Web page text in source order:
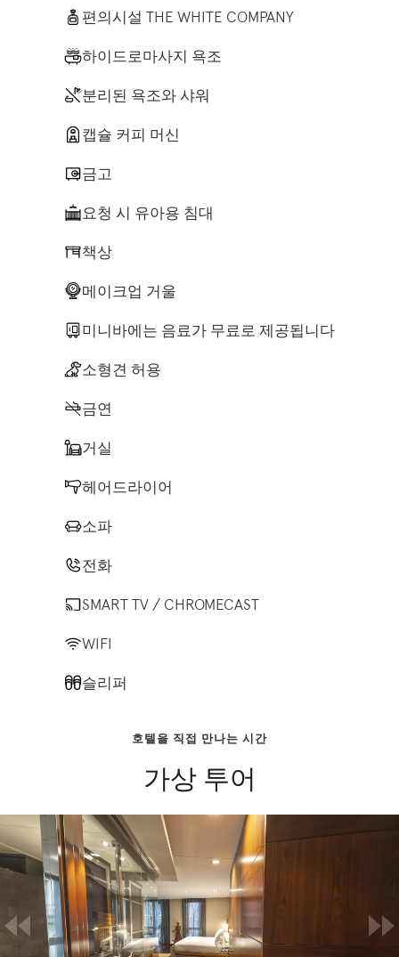
편의시설 THE WHITE COMPANY
하이드로마사지 욕조
분리된 욕조와 샤워
캡슐 커피 머신
금고
요청 시 유아용 침대
책상
메이크업 거울
미니바에는 음료가 무료로 제공됩니다
소형견 허용
금연
거실
헤어드라이어
소파
전화
SMART TV / CHROMECAST
WIFI
슬리퍼
호텔을 직접 만나는 시간
가상 투어